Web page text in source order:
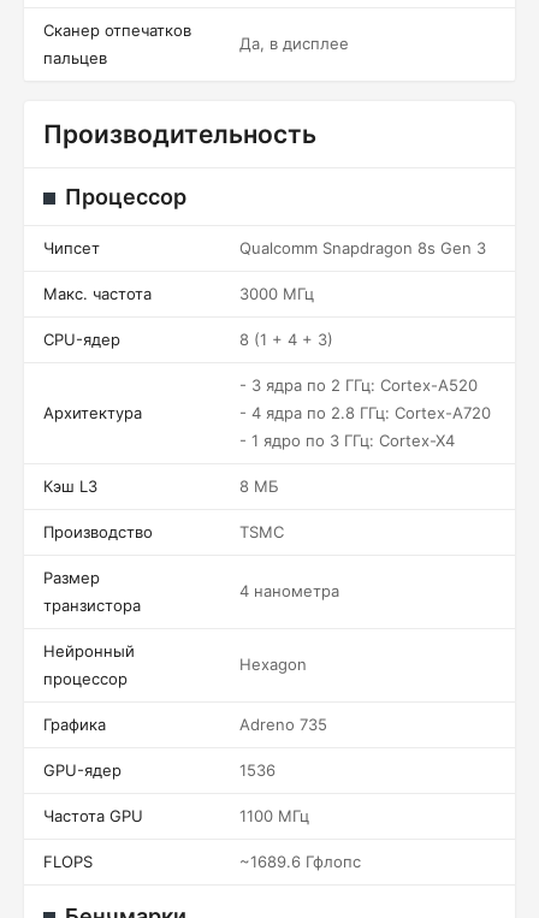
Сканер отпечатков
пальцев
Да, в дисплее
Производительность
Процессор
Чипсет Qualcomm Snapdragon 8s Gen 3
Макс. частота 3000 МГц
CPU-ядер 8 (1 + 4 + 3)
Архитектура
- 3 ядра по 2 ГГц: Cortex-A520
- 4 ядра по 2.8 ГГц: Cortex-A720
- 1 ядро по 3 ГГц: Cortex-X4
Кэш L3 8 МБ
Производство TSMC
Размер
транзистора
4 нанометра
Нейронный
процессор
Hexagon
Графика Adreno 735
GPU-ядер 1536
Частота GPU 1100 МГц
FLOPS ~1689.6 Гфлопс